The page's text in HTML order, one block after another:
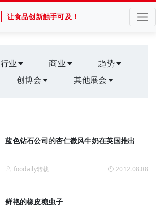
让食品创新触手可及！
行业 商业
趋势
创博会 其他展会
蓝色钻石公司的杏仁微风牛奶在英国推出
foodaily转载 2012.08.08
鲜艳的橡皮糖虫子